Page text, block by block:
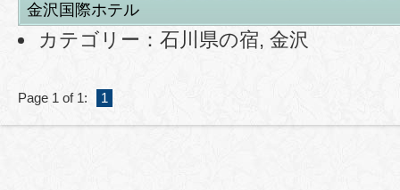
金沢国際ホテル
カテゴリー： 石川県の宿, 金沢
Page 1 of 1: 1